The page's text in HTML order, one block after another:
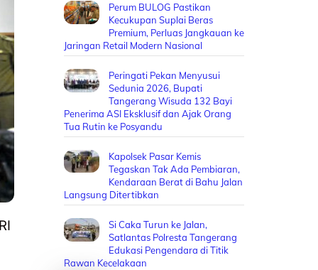
Perum BULOG Pastikan
Kecukupan Suplai Beras
Premium, Perluas Jangkauan ke
Jaringan Retail Modern Nasional
Peringati Pekan Menyusui
Sedunia 2026, Bupati
Tangerang Wisuda 132 Bayi
Penerima ASI Eksklusif dan Ajak Orang
Tua Rutin ke Posyandu
Kapolsek Pasar Kemis
Tegaskan Tak Ada Pembiaran,
Kendaraan Berat di Bahu Jalan
Langsung Ditertibkan
Si Caka Turun ke Jalan,
Satlantas Polresta Tangerang
Edukasi Pengendara di Titik
Rawan Kecelakaan